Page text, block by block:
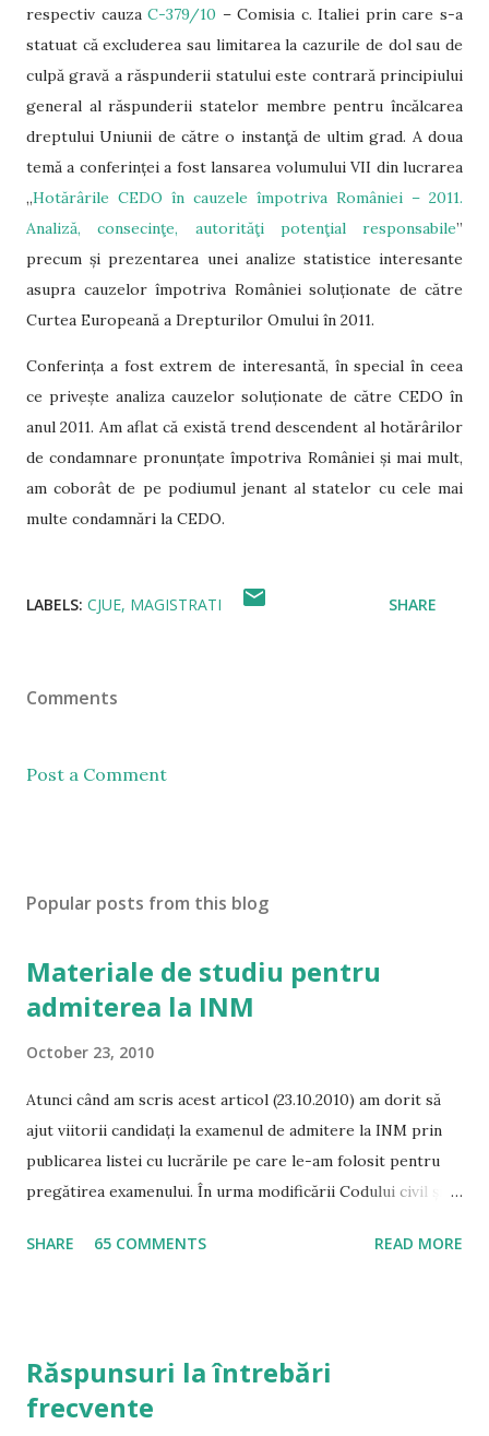
respectiv cauzaC-379/10 – Comisia c. Italiei prin care s-a
statuat că excluderea sau limitarea la cazurile de dol sau de
culpă gravă a răspunderii statului este contrară principiului
general al răspunderii statelor membre pentru încălcarea
dreptului Uniunii de către o instanţă de ultim grad. A doua
temă a conferinței a fost lansarea volumului VII din lucrarea
„Hotărârile CEDO în cauzele împotriva României – 2011.
Analiză, consecinţe, autorităţi potenţial responsabile”
precum și prezentarea unei analize statistice interesante
asupra cauzelor împotriva României soluționate de către
Curtea Europeană a Drepturilor Omului în 2011.
Conferința a fost extrem de interesantă, în special în ceea
ce privește analiza cauzelor soluționate de către CEDO în
anul 2011. Am aflat că există trend descendent al hotărârilor
de condamnare pronunțate împotriva României și mai mult,
am coborât de pe podiumul jenant al statelor cu cele mai
multe condamnări la CEDO.
LABELS: CJUE MAGISTRATI SHARE
Comments
Post a Comment
Popular posts from this blog
Materiale de studiu pentru
admiterea la INM
October 23, 2010
Atunci când am scris acest articol (23.10.2010) am dorit să
ajut viitorii candidați la examenul de admitere la INM prin
publicarea listei cu lucrările pe care le-am folosit pentru
pregătirea examenului. În urma modificării Codului civil și a
noului Cod Penal și de Procedură Penală, tot mai multe
și Răspunsuri la întrebări frecvente Drept Civil Noul Cod
civil – este principalul material de pregătire la această
SHARE 65 COMMENTS READ MORE
Răspunsuri la întrebări
frecvente